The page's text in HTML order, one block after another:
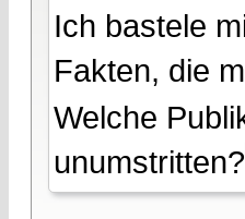
Ich bastele
Fakten, die
Welche
unumstritten?